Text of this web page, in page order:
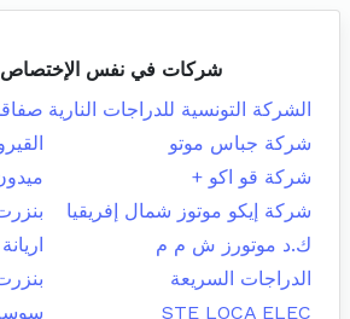
شركات في نفس الإختصاص
الشركة التونسية للدراجات النارية
شركة جباس موتو
شركة قو اكو +
شركة إيكو موتوز شمال إفريقيا
ك.د موتورز ش م م
الدراجات السريعة
STE LOCA ELEC